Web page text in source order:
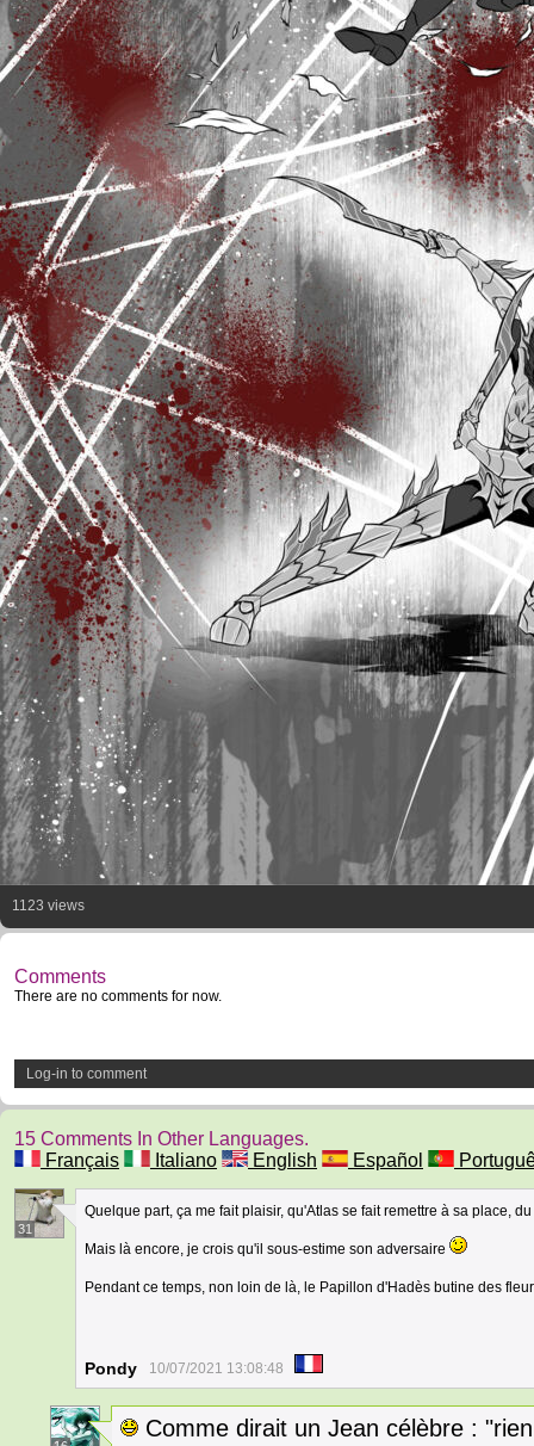
1123 views
Comments
There are no comments for now.
Log-in to comment
15 Comments In Other Languages.
Français
Italiano English Español
31
Quelque part, ça me fait plaisir, qu'Atlas se fait remettre à sa place,
Mais là encore, je crois qu'il sous-estime son adversaire
Pendant ce temps, non loin de là, le Papillon d'Hadès butine des
Pondy 10/07/2021 13:08:48
Comme dirait un Jean célèbre :